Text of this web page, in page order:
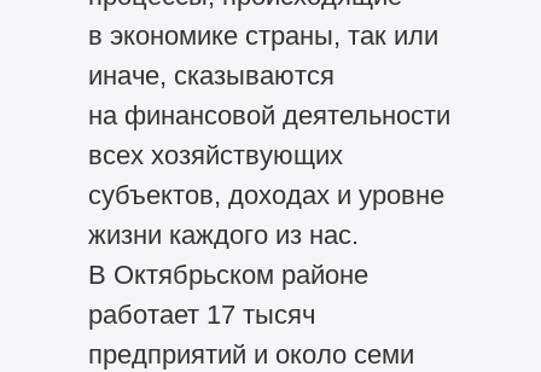
в экономике страны, так или
иначе, сказываются
на финансовой деятельности
всех хозяйствующих
субъектов, доходах и уровне
жизни каждого из нас.
В Октябрьском районе
работает 17 тысяч
предприятий и около семи